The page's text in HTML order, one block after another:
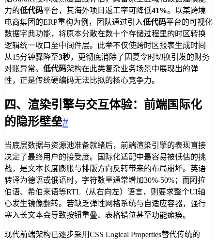
力的低代码平台，其海外项目返工率可降低41%。以某跨境
电商集团的ERP重构为例，团队通过引入低代码平台的可视化
数据字典功能，将原本分散在数十个存储过程里的时区转换
逻辑统一收口至中间件层。此举不仅使跨时区报表生成时间
从15分钟骤降至3秒，更彻底消除了因夏令时切换引发的财务
对账异常。 低代码架构在此类复杂业务场景中展现出的弹
性，正是传统硬编码无法比拟的核心竞争力。
四、渲染引擎与交互体验：前端国际化
的隐形壁垒#
当底层数据与资源池准备就绪后，前端渲染引擎的表现直接
决定了最终用户的接受度。国际化适配中最容易被低估的挑
战，是文本长度膨胀与排版方向反转带来的布局崩坏。英语
转译为德语或俄语时，字符数量通常增加30%-50%；而阿拉
伯语、希伯来语等RTL（从右向左）语言，则要求整个UI轴
心发生镜像翻转。若缺乏弹性网格系统与自适应容器，强行
塞入长文本会导致按钮重叠、表格错位甚至功能瘫痪。
现代前端架构已逐步采用CSS Logical Properties替代传统的